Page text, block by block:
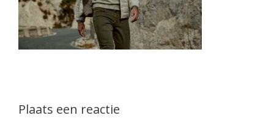
Plaats een reactie